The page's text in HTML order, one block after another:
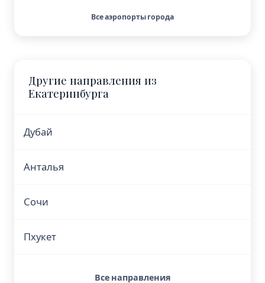
Все аэропорты города
Другие направления из
Екатеринбурга
Дубай
Анталья
Сочи
Пхукет
Все направления